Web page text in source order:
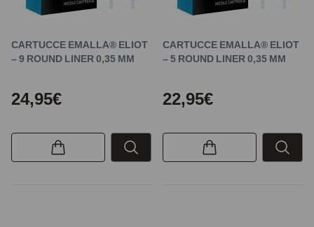
CARTUCCE EMALLA® ELIOT
– 9 ROUND LINER 0,35 MM
24,95€
CARTUCCE EMALLA® ELIOT
– 5 ROUND LINER 0,35 MM
22,95€